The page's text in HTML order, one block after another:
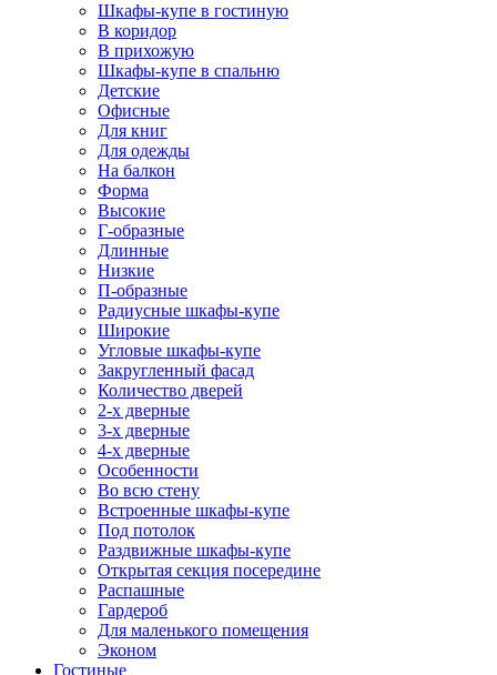
Шкафы-купе в гостиную
В коридор
В прихожую
Шкафы-купе в спальню
Детские
Офисные
Для книг
Для одежды
На балкон
Форма
Высокие
Г-образные
Длинные
Низкие
П-образные
Радиусные шкафы-купе
Широкие
Угловые шкафы-купе
Закругленный фасад
Количество дверей
2-х дверные
3-х дверные
4-х дверные
Особенности
Во всю стену
Встроенные шкафы-купе
Под потолок
Раздвижные шкафы-купе
Открытая секция посередине
Распашные
Гардероб
Для маленького помещения
Эконом
Гостиные